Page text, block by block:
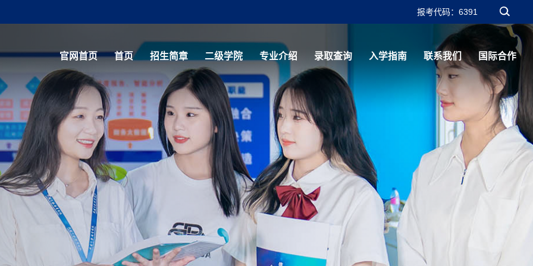
报考代码：6391
学校主页
VR全景看校
官网首页 首页 招生简章 二级学院 专业介绍 录取查询 入学指南 联系我们 国际合作